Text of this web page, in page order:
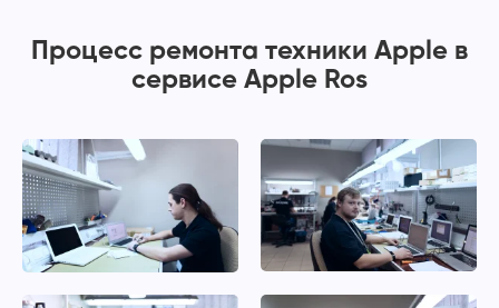
Процесс ремонта техники Apple в
сервисе Apple Ros